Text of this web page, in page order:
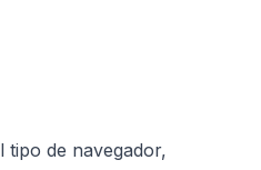
tipo de navegador,